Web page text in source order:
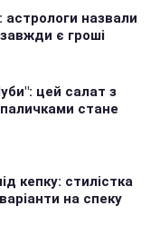
астрологи назвали
є гроші
цей салат з
стане
кепку: стилістка
на спеку